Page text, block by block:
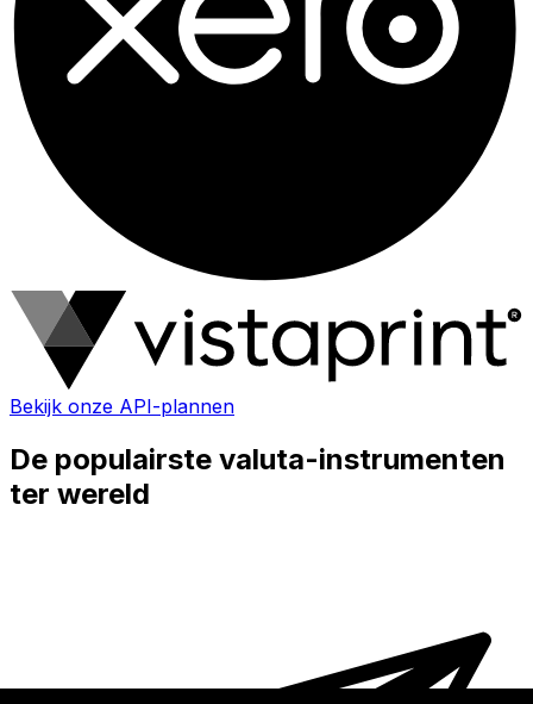
Bekijk onze API-plannen
De populairste valuta-instrumenten
ter wereld